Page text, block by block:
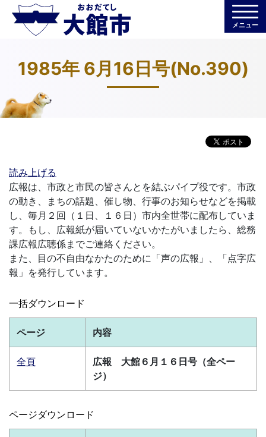
メニュー
1985年 6月16日号(No.390)
読み上げる
広報は、市政と市民の皆さんとを結ぶパイプ役です。市政
の動き、まちの話題、催し物、行事のお知らせなどを掲載
し、毎月２回（１日、１６日）市内全世帯に配布していま
す。もし、広報紙が届いていないかたがいましたら、総務
課広報広聴係までご連絡ください。
また、目の不自由なかたのために「声の広報」、「点字広
報」を発行しています。
一括ダウンロード
ページ 内容
全頁
広報 大館６月１６日号（全ペー
ジ）
ページダウンロード